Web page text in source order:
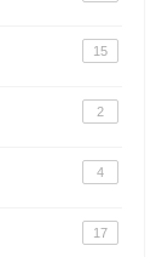
15
2
4
17